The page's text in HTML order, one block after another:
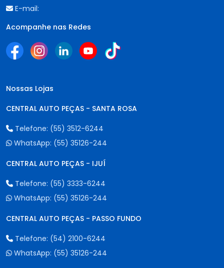
E-mail:
Acompanhe nas Redes
Nossas Lojas
CENTRAL AUTO PEÇAS - SANTA ROSA
Telefone: (55) 3512-6244
WhatsApp: (55) 35126-244
CENTRAL AUTO PEÇAS - IJUÍ
Telefone: (55) 3333-6244
WhatsApp: (55) 35126-244
CENTRAL AUTO PEÇAS - PASSO FUNDO
Telefone: (54) 2100-6244
WhatsApp: (55) 35126-244